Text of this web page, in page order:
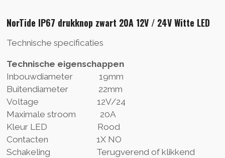
e
e
e
e
NorTide IP67 drukknop zwart 20A 12V / 24V Witte LED
Technische specificaties
Technische eigenschappen
Inbouwdiameter 19mm
Buitendiameter 22mm
Voltage 12V/24
Maximale stroom 20A
Kleur LED Rood
Contacten 1X NO
Schakeling Terugverend of klikkend